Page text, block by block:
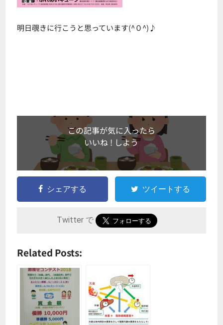
明日覗きに行こうと思っています(^０^)♪
この記事が気に入ったら
いいね ! しよう
シェアする ツイートする
Twitter で
Related Posts: